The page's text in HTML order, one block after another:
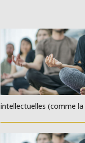
intellectuelles (comme